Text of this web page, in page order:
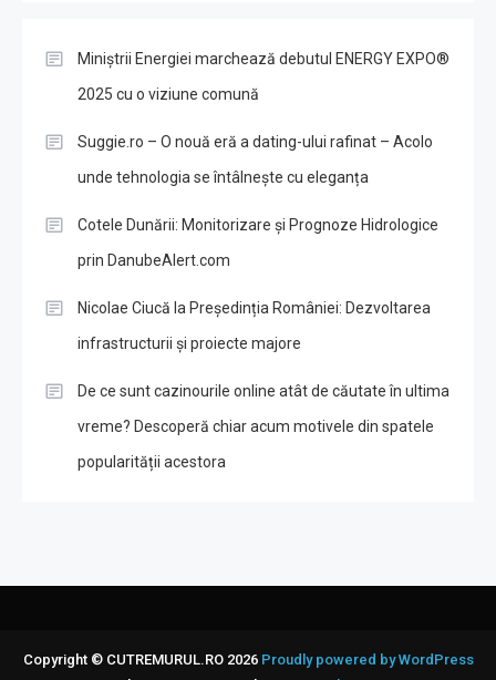
Miniștrii Energiei marchează debutul ENERGY EXPO®
2025 cu o viziune comună
Suggie.ro – O nouă eră a dating-ului rafinat – Acolo
unde tehnologia se întâlnește cu eleganța
Cotele Dunării: Monitorizare și Prognoze Hidrologice
prin DanubeAlert.com
Nicolae Ciucă la Președinția României: Dezvoltarea
infrastructurii și proiecte majore
De ce sunt cazinourile online atât de căutate în ultima
vreme? Descoperă chiar acum motivele din spatele
popularității acestora
Copyright © CUTREMURUL.RO 2026 Proudly powered by WordPress